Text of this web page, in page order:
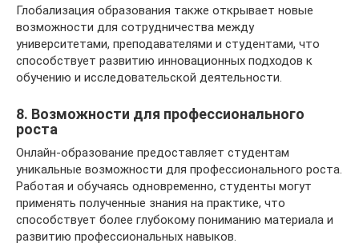
Глобализация образования также открывает новые
возможности для сотрудничества между
университетами, преподавателями и студентами, что
способствует развитию инновационных подходов к
обучению и исследовательской деятельности.
8. Возможности для профессионального
роста
Онлайн-образование предоставляет студентам
уникальные возможности для профессионального роста.
Работая и обучаясь одновременно, студенты могут
применять полученные знания на практике, что
способствует более глубокому пониманию материала и
развитию профессиональных навыков.